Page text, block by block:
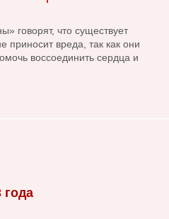
говорят, что существует
приносит вреда, так как они
воссоединить сердца и
года